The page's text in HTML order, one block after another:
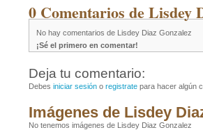
0 Comentarios de Lisdey
No hay comentarios de Lisdey Diaz Gonzalez
¡Sé el primero en comentar!
Deja tu comentario:
Debes iniciar sesión o registrate para hacer algún
Imágenes de Lisdey
No tenemos imágenes de Lisdey Diaz Gonzalez